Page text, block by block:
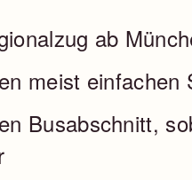
ab
meist einfachen
Busabschnitt,